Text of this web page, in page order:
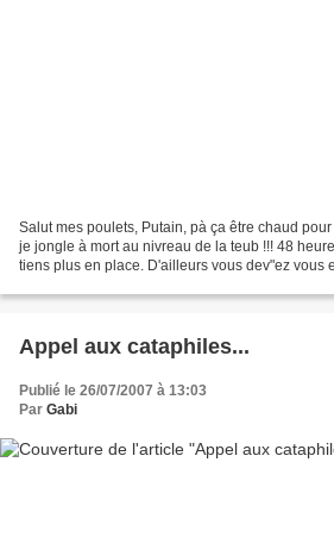
Salut mes poulets, Putain, pà ça être chaud
je jongle à mort au nivreau de la teub !!! 48
tiens plus en place. D'ailleurs vous dev"ez vous
Appel aux cataphiles...
Publié le 26/07/2007 à 13:03
Par Gabi